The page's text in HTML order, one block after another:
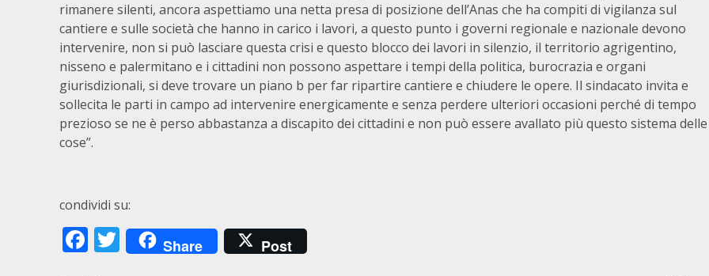
rimanere silenti, ancora aspettiamo una netta presa di posizione dell’Anas che ha compiti di vigilanza sul
cantiere e sulle società che hanno in carico i lavori, a questo punto i governi regionale e nazionale devono
intervenire, non si può lasciare questa crisi e questo blocco dei lavori in silenzio, il territorio agrigentino,
nisseno e palermitano e i cittadini non possono aspettare i tempi della politica, burocrazia e organi
giurisdizionali, si deve trovare un piano b per far ripartire cantiere e chiudere le opere. Il sindacato invita e
sollecita le parti in campo ad intervenire energicamente e senza perdere ulteriori occasioni perché di tempo
prezioso se ne è perso abbastanza a discapito dei cittadini e non può essere avallato più questo sistema delle
cose”.
condividi su:
Facebook
Twitter
Share Post